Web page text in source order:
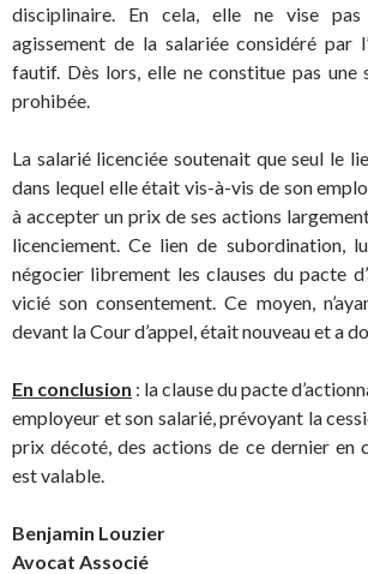
disciplinaire. En cela, elle ne vise
agissement de la salariée considéré par
fautif. Dès lors, elle ne constitue pas une
prohibée.
La salarié licenciée soutenait que seul le
dans lequel elle était vis-à-vis de son
à accepter un prix de ses actions
licenciement. Ce lien de subordination,
négocier librement les clauses du pacte
vicié son consentement. Ce moyen,
devant la Cour d’appel, était nouveau et a
En conclusion : la clause du pacte
employeur et son salarié, prévoyant la
prix décoté, des actions de ce dernier en
est valable.
Benjamin Louzier
Avocat Associé